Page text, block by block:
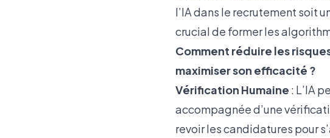
l’IA dans le recrutement soit
crucial de former les
Comment réduire les
maximiser son efficacité ?
Vérification Humaine : L’IA
accompagnée d’une
revoir les candidatures pour